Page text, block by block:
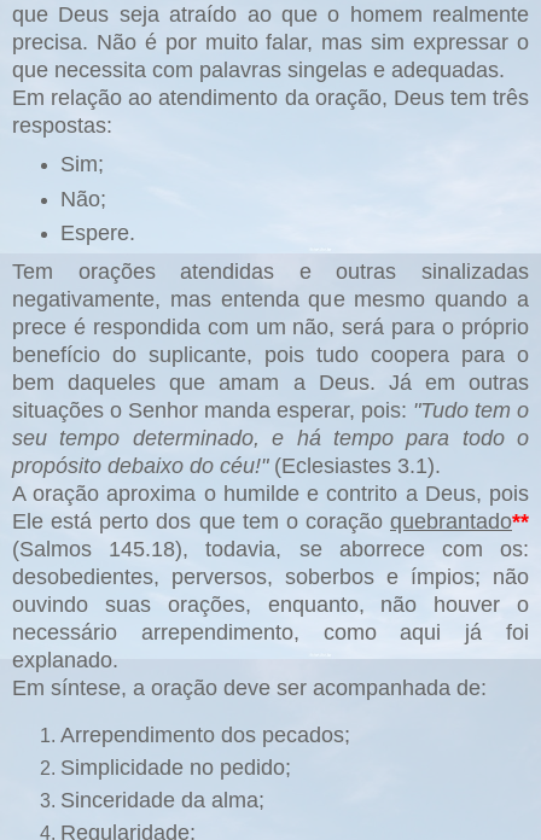
que Deus seja atraído ao que o homem realmente
precisa. Não é por muito falar, mas sim expressar o
que necessita com palavras singelas e adequadas.
Em relação ao atendimento da oração, Deus tem três
respostas:
Sim;
Não;
Espere.
Tem orações atendidas e outras sinalizadas
negativamente, mas entenda que mesmo quando a
prece é respondida com um não, será para o próprio
benefício do suplicante, pois tudo coopera para o
bem daqueles que amam a Deus. Já em outras
situações o Senhor manda esperar, pois: "Tudo tem o
seu tempo determinado, e há tempo para todo o
propósito debaixo do céu!"(Eclesiastes 3.1).
A oração aproxima o humilde e contrito a Deus, pois
Ele está perto dos que tem o coração quebrantado**
(Salmos 145.18), todavia, se aborrece com os:
desobedientes, perversos, soberbos e ímpios; não
ouvindo suas orações, enquanto, não houver o
necessário arrependimento, como aqui já foi
explanado.
Em síntese, a oração deve ser acompanhada de:
Arrependimento dos pecados;
Simplicidade no pedido;
Sinceridade da alma;
Regularidade;